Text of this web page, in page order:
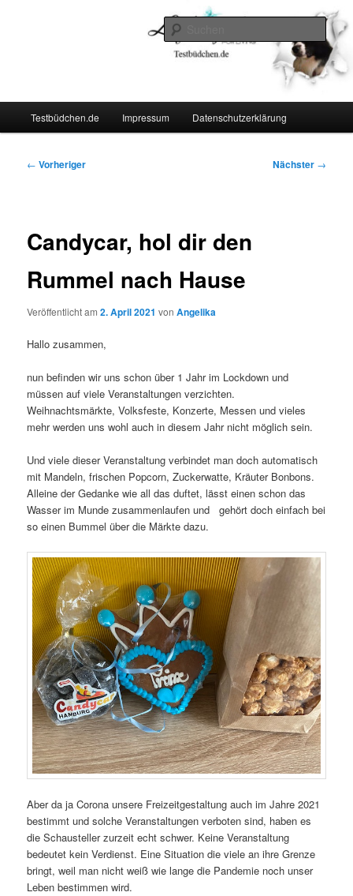
Testbüdchen.de Impressum Datenschutzerklärung
Beitragsnavigation
← Vorheriger Nächster →
Candycar, hol dir den
Rummel nach Hause
Veröffentlicht am2. April 2021 vonAngelika
Hallo zusammen,
nun befinden wir uns schon über 1 Jahr im Lockdown und
müssen auf viele Veranstaltungen verzichten.
Weihnachtsmärkte, Volksfeste, Konzerte, Messen und vieles
mehr werden uns wohl auch in diesem Jahr nicht möglich sein.
Und viele dieser Veranstaltung verbindet man doch automatisch
mit Mandeln, frischen Popcorn, Zuckerwatte, Kräuter Bonbons.
Alleine der Gedanke wie all das duftet, lässt einen schon das
Wasser im Munde zusammenlaufen und gehört doch einfach bei
so einen Bummel über die Märkte dazu.
Aber da ja Corona unsere Freizeitgestaltung auch im Jahre 2021
bestimmt und solche Veranstaltungen verboten sind, haben es
die Schausteller zurzeit echt schwer. Keine Veranstaltung
bedeutet kein Verdienst. Eine Situation die viele an ihre Grenze
bringt, weil man nicht weiß wie lange die Pandemie noch unser
Leben bestimmen wird.